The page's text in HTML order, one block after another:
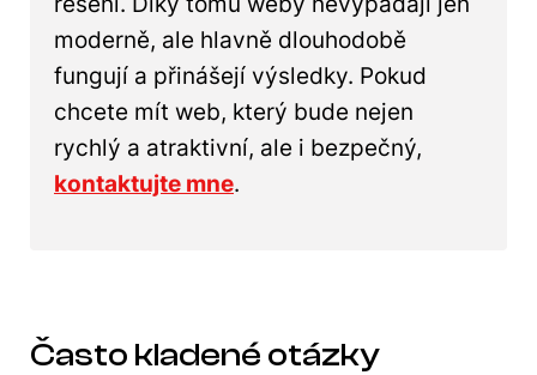
moderně, ale hlavně dlouhodobě
fungují a přinášejí výsledky. Pokud
chcete mít web, který bude nejen
rychlý a atraktivní, ale i bezpečný,
kontaktujte mne.
Často kladené otázky